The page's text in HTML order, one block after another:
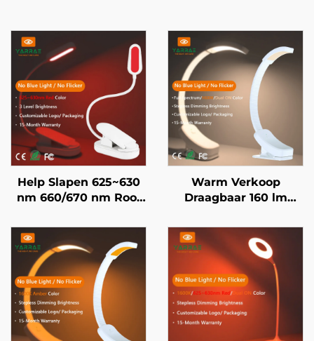
Help Slapen 625~630
nm 660/670 nm Rooi
Geen Blou Lig Wit
Liggaam LED Boeklig
Warm Verkoop
Draagbaar 160 lm
Spektrum Kleur Geen
Blou Lig & Flikkering
Wit Liggaam LED
Boeklig